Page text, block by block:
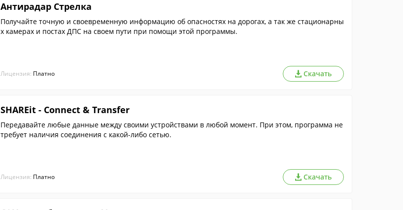
Антирадар Стрелка
Получайте точную и своевременную информацию об опасностях на дорогах, а так же стационарны
х камерах и постах ДПС на своем пути при помощи этой программы.
Лицензия: Платно Скачать
SHAREit - Connect & Transfer
Передавайте любые данные между своими устройствами в любой момент. При этом, программа не
требует наличия соединения с какой-либо сетью.
Лицензия: Платно Скачать